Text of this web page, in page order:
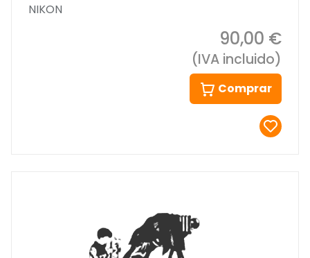
NIKON
90,00 €
(IVA incluido)
Comprar